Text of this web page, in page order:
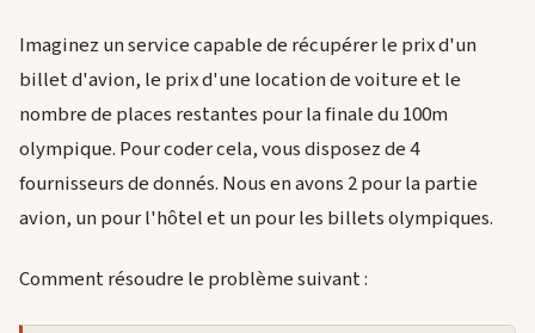
Imaginez un service capable de récupérer le prix d'un
billet d'avion, le prix d'une location de voiture et le
nombre de places restantes pour la finale du 100m
olympique. Pour coder cela, vous disposez de 4
fournisseurs de donnés. Nous en avons 2 pour la partie
avion, un pour l'hôtel et un pour les billets olympiques.
Comment résoudre le problème suivant :